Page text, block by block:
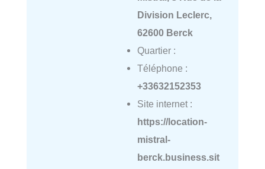
Division Leclerc,
62600 Berck
Quartier :
Téléphone :
+33632152353
Site internet :
https://location-
mistral-
berck.business.sit